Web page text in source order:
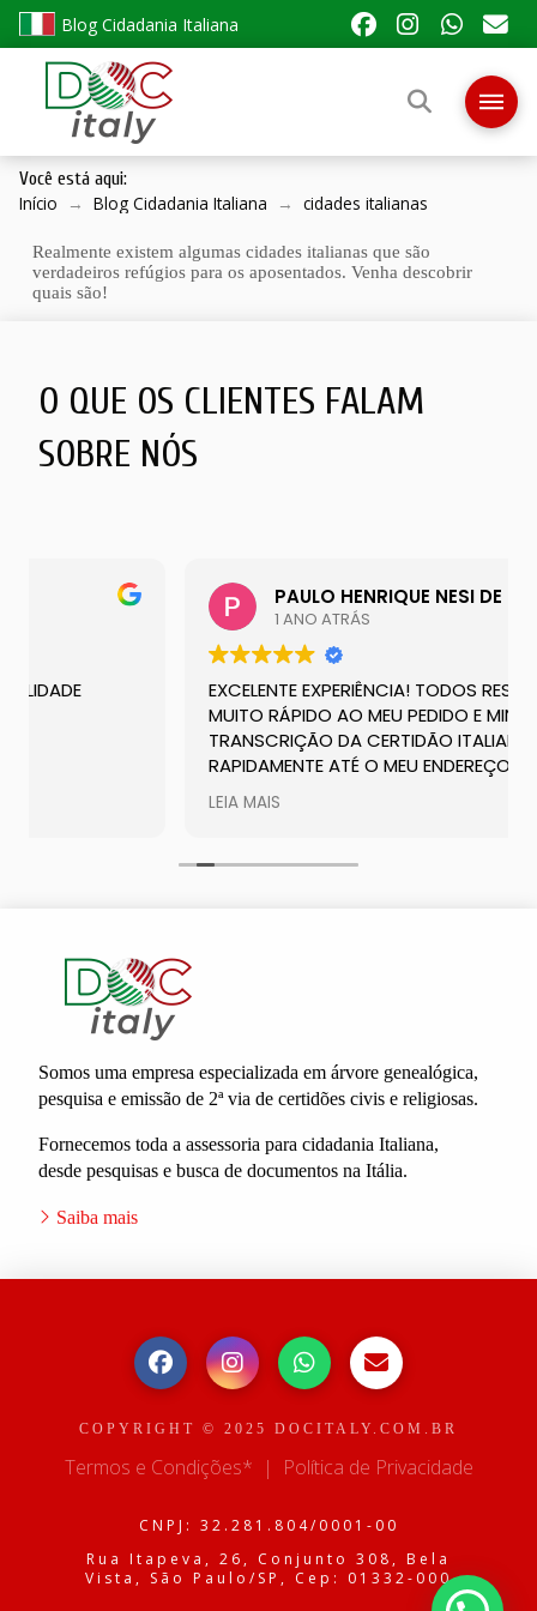
Blog Cidadania Italiana
Você está aqui:
Início → Blog Cidadania Italiana → cidades italianas
Realmente existem algumas cidades italianas que são
verdadeiros refúgios para os aposentados. Venha descobrir
quais são!
O QUE OS CLIENTES FALAM
SOBRE NÓS
PAULO HENRIQUE NESI DE CAMPOS
1 ANO ATRÁS
EXCELENTE EXPERIÊNCIA! TODOS
MUITO RÁPIDO AO MEU PEDIDO E MINHA
TRANSCRIÇÃO DA CERTIDÃO ITALIANA
RAPIDAMENTE ATÉ O MEU ENDEREÇO.
RECOMENDO
LEIA MAIS
Somos uma empresa especializada em árvore genealógica,
pesquisa e emissão de 2ª via de certidões civis e religiosas.
Fornecemos toda a assessoria para cidadania Italiana,
desde pesquisas e busca de documentos na Itália.
Saiba mais
COPYRIGHT © 2025 DOCITALY.COM.BR
Termos e Condições* | Política de Privacidade
CNPJ: 32.281.804/0001-00
Rua Itapeva, 26, Conjunto 308, Bela
Vista, São Paulo/SP, Cep: 01332-000